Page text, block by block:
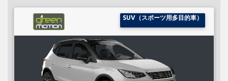
SUV（スポーツ用多目的車）